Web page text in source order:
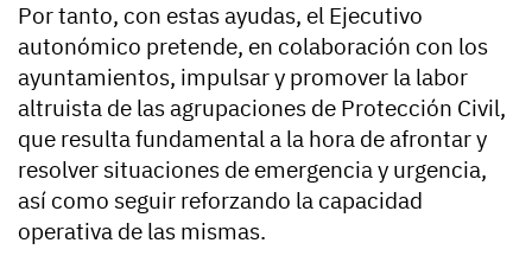
Por tanto, con estas ayudas, el Ejecutivo
autonómico pretende, en colaboración con los
ayuntamientos, impulsar y promover la labor
altruista de las agrupaciones de Protección Civil,
que resulta fundamental a la hora de afrontar y
resolver situaciones de emergencia y urgencia,
así como seguir reforzando la capacidad
operativa de las mismas.